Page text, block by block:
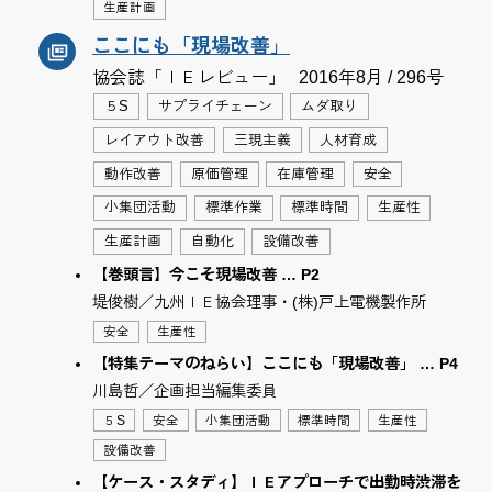
生産計画
ここにも「現場改善」
協会誌「ＩＥレビュー」 2016年8月 / 296号
５S サプライチェーン ムダ取り
レイアウト改善 三現主義 人材育成
動作改善 原価管理 在庫管理 安全
小集団活動 標準作業 標準時間 生産性
生産計画 自動化 設備改善
【巻頭言】今こそ現場改善 … P2
堤俊樹／九州ＩＥ協会理事・(株)戸上電機製作所
安全 生産性
【特集テーマのねらい】ここにも「現場改善」 … P4
川島哲／企画担当編集委員
５S 安全 小集団活動 標準時間 生産性
設備改善
【ケース・スタディ】ＩＥアプローチで出勤時渋滞を